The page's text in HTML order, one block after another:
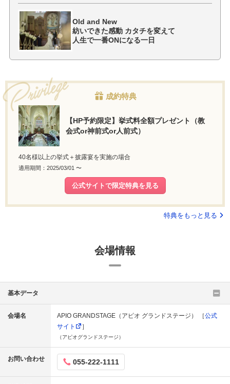
Old and New
紡いできた感動 カタチを変えて
人生で一番ONになる一日
成約特典
【HP予約限定】挙式料全額プレゼント（教
会式or神前式or人前式）
40名様以上の挙式＋披露宴を実施の場合
適用期間：2025/03/01 〜
公式サイトで限定特典を見る
特典をもっと見る
会場情報
基本データ
会場名 APIO GRANDSTAGE（アピオ グランドステージ） ［公式
サイト
］
（アピオグランドステージ）
お問い合わせ 055-222-1111